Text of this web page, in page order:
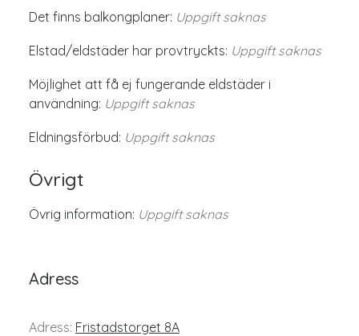
Det finns balkongplaner: Uppgift saknas
Elstad/eldstäder har provtryckts: Uppgift saknas
Möjlighet att få ej fungerande eldstäder i
användning: Uppgift saknas
Eldningsförbud: Uppgift saknas
Övrigt
Övrig information: Uppgift saknas
Adress
Adress: Fristadstorget 8A